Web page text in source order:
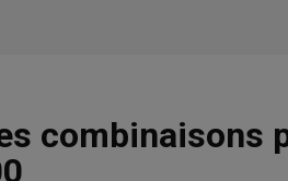
combinaisons